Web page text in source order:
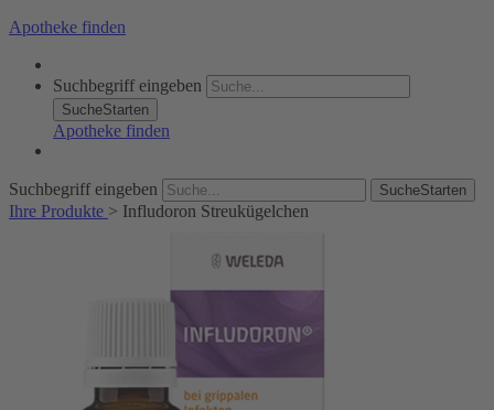
Apotheke finden
Suchbegriff eingeben
SucheStarten
Apotheke finden
Suchbegriff eingeben SucheStarten
Ihre Produkte > Infludoron Streukügelchen